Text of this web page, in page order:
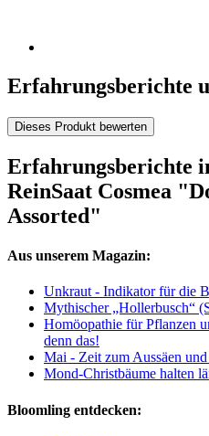
Erfahrungsberichte
Dieses Produkt bewerten
Erfahrungsberichte
ReinSaat Cosmea
Assorted"
Aus unserem Magazin:
Unkraut - Indikator für die
Mythischer „Hollerbusch“
Homöopathie für Pflanzen
denn das!
Mai - Zeit zum Aussäen
Mond-Christbäume halten
Bloomling entdecken: